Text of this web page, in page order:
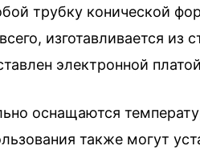
трубку конической
изготавливается из
электронной
оснащаются
также могут